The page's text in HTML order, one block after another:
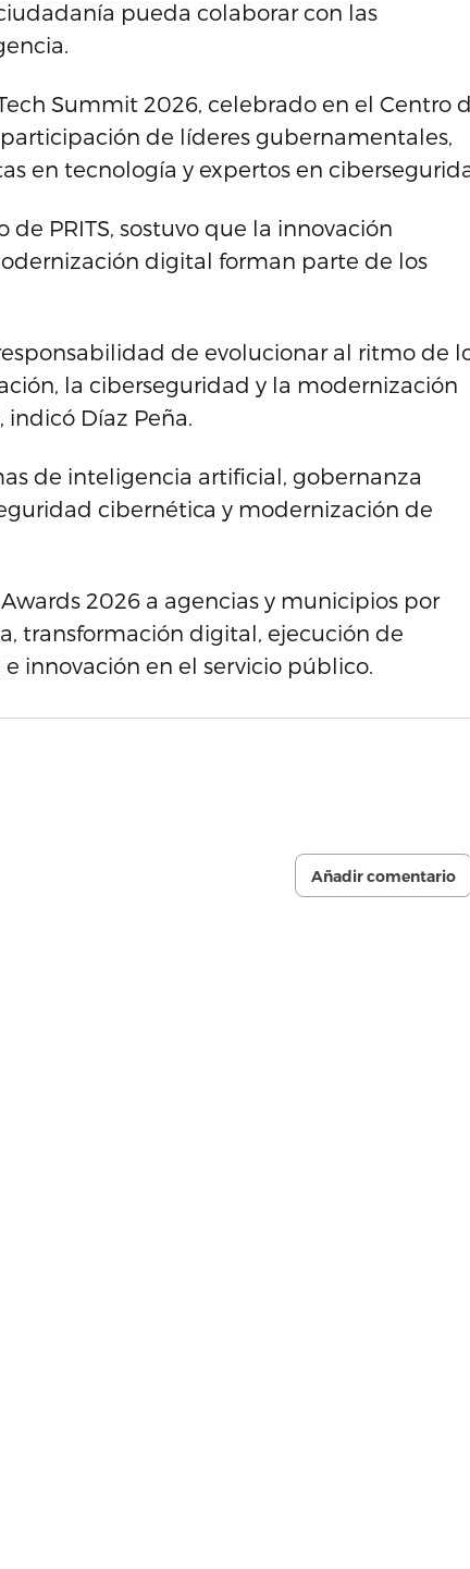
pueda colaborar con las
Summit 2026, celebrado en el Centro
de líderes gubernamentales,
en tecnología y expertos en
PRITS, sostuvo que la innovación
digital forman parte de los
de evolucionar al ritmo de
la ciberseguridad y la modernización
indicó Díaz Peña.
de inteligencia artificial, gobernanza
cibernética y modernización de
2026 a agencias y municipios por
transformación digital, ejecución de
innovación en el servicio público.
Añadir comentario